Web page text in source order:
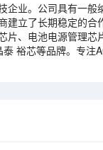
业。公司具有一般
立了长期稳定的合
、电池电源管理
裕芯等品牌。专注